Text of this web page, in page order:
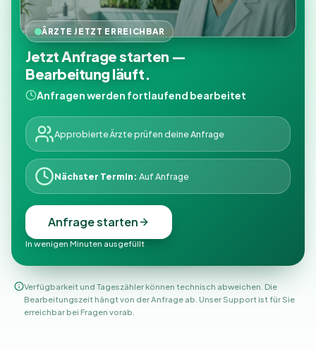
ÄRZTE JETZT ERREICHBAR
Jetzt Anfrage starten —
Bearbeitung läuft.
Anfragen werden fortlaufend bearbeitet
Approbierte Ärzte prüfen deine Anfrage
Nächster Termin: Auf Anfrage
Anfrage starten
In wenigen Minuten ausgefüllt
Verfügbarkeit und Tageszähler können technisch abweichen. Die
Bearbeitungszeit hängt von der Anfrage ab. Unser Support ist für Sie
erreichbar bei Fragen vorab.